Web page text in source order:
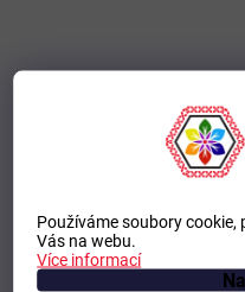
Používáme soubory cookie,
Vás na webu.
Více informací